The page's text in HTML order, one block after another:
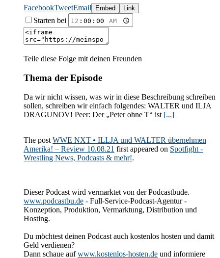
FacebookTweetEmail Embed Link
Starten bei
Teile diese Folge mit deinen Freunden
Thema der Episode
Da wir nicht wissen, was wir in diese Beschreibung schreiben
sollen, schreiben wir einfach folgendes: WALTER und ILJA
DRAGUNOV! Peer: Der „Peter ohne T“ ist [...]
The post WWE NXT • ILLJA und WALTER übernehmen
Amerika! – Review 10.08.21 first appeared on Spotfight -
Wrestling News, Podcasts & mehr!.
Dieser Podcast wird vermarktet von der Podcastbude.
www.podcastbu.de - Full-Service-Podcast-Agentur -
Konzeption, Produktion, Vermarktung, Distribution und
Hosting.
Du möchtest deinen Podcast auch kostenlos hosten und damit
Geld verdienen?
Dann schaue aufwww.kostenlos-hosten.de und informiere